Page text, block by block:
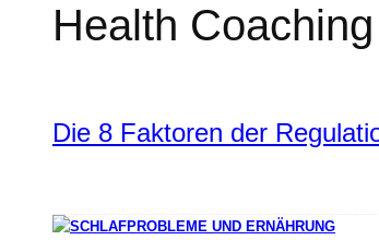
Health Coaching
Die 8 Faktoren der